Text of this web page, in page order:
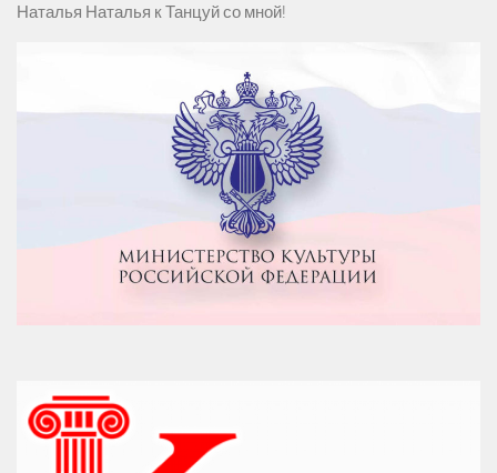
Наталья Наталья кТанцуй со мной!